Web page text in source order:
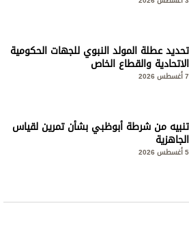
تحديد عطلة المولد النبوي للجهات الحكومية
الاتحادية والقطاع الخاص
تنبيه من شرطة أبوظبي بشأن تمرين لقياس
الجاهزية
5 أغسطس 2026